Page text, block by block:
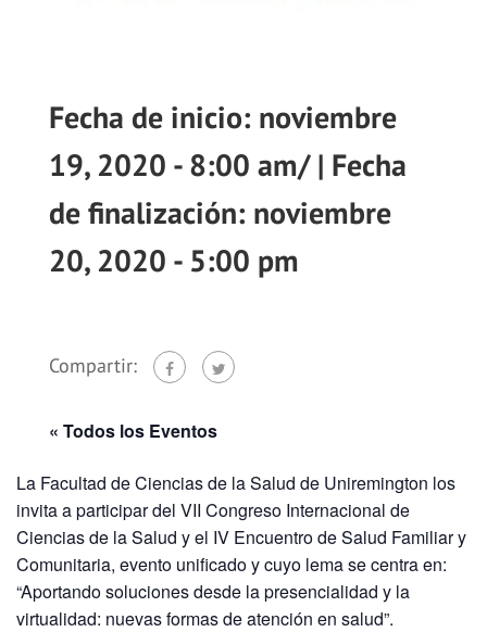
noviembre
19, 2020 - 8:00 am/
noviembre
20, 2020 - 5:00 pm
Compartir:
« Todos los Eventos
La Facultad de Ciencias de la Salud de Uniremington los
invita a participar del VII Congreso Internacional de
Ciencias de la Salud y el IV Encuentro de Salud Familiar y
Comunitaria, evento unificado y cuyo lema se centra en:
“Aportando soluciones desde la presencialidad y la
virtualidad: nuevas formas de atención en salud”.